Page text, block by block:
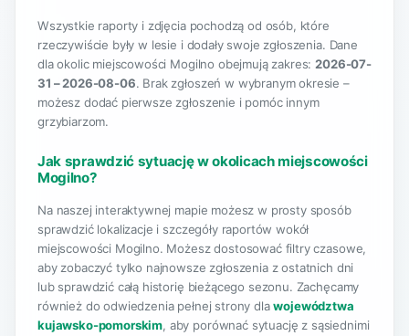
Wszystkie raporty i zdjęcia pochodzą od osób, które
rzeczywiście były w lesie i dodały swoje zgłoszenia. Dane
dla okolic miejscowości Mogilno obejmują zakres: 2026-07-
31 – 2026-08-06. Brak zgłoszeń w wybranym okresie –
możesz dodać pierwsze zgłoszenie i pomóc innym
grzybiarzom.
Jak sprawdzić sytuację w okolicach miejscowości
Mogilno?
Na naszej interaktywnej mapie możesz w prosty sposób
sprawdzić lokalizacje i szczegóły raportów wokół
miejscowości Mogilno. Możesz dostosować filtry czasowe,
aby zobaczyć tylko najnowsze zgłoszenia z ostatnich dni
lub sprawdzić całą historię bieżącego sezonu. Zachęcamy
również do odwiedzenia pełnej strony dlawojewództwa
kujawsko-pomorskim, aby porównać sytuację z sąsiednimi